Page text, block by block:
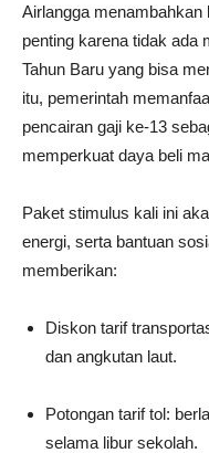
Airlangga menambahkan
penting karena tidak ada
Tahun Baru yang bisa
itu, pemerintah
pencairan gaji ke-13
memperkuat daya beli
Paket stimulus kali ini
energi, serta bantuan
memberikan:
Diskon tarif
dan angkutan laut.
Potongan tarif tol:
selama libur sekolah.